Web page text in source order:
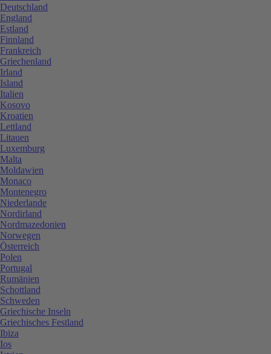
Deutschland
England
Estland
Finnland
Frankreich
Griechenland
Irland
Island
Italien
Kosovo
Kroatien
Lettland
Litauen
Luxemburg
Malta
Moldawien
Monaco
Montenegro
Niederlande
Nordirland
Nordmazedonien
Norwegen
Österreich
Polen
Portugal
Rumänien
Schottland
Schweden
Griechische Inseln
Griechisches Festland
Ibiza
Ios